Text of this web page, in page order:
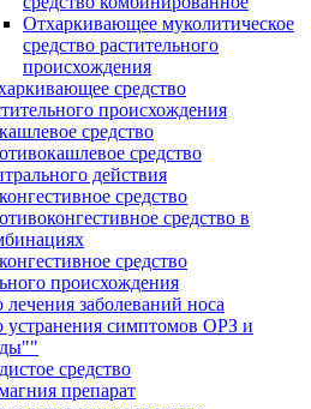
Отхаркивающее муколитическое
средство растительного
происхождения
средство
происхождения
средство
средство
действия
средство
средство в
средство
происхождения
лечения заболеваний носа
устранения симптомов ОРЗ и
средство
препарат